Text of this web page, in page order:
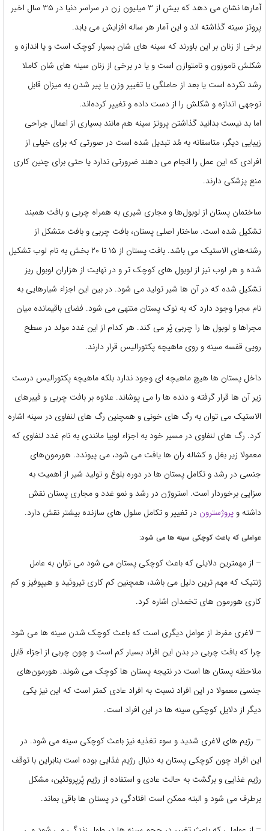
آمارها نشان می‌ دهد که بیش از ۳ میلیون زن در سراسر دنیا در ۳۵ سال اخیر
پروتز سینه گذاشته ‌اند و این آمار هر ساله افزایش می ‌یابد.
برخی از زنان بر این باورند که سینه‌ های شان بسیار کوچک است و یا اندازه و
شکلش ناموزون و نامتوازن است و یا در برخی از زنان سینه‌ های شان کاملا
رشد نکرده است یا بعد از حاملگی یا تغییر وزن یا پیر شدن به میزان قابل
توجهی اندازه و شکلش را از دست داده و تغییر کرده‌اند.
اما بد نیست بدانید گذاشتن پروتز سینه هم مانند بسیاری از اعمال جراحی
زیبایی دیگر، متاسفانه به مُد تبدیل شده است در صورتی که برای خیلی از
افرادی که این عمل را انجام می ‌دهند ضرورتی ندارد یا حتی برای چنین کاری
منع پزشکی دارند.
ساختمان پستان از لوبول‌ها و مجاری شیری به همراه چربی و بافت همبند
تشکیل شده است. ساختار اصلی پستان، بافت چربی و بافت متشکل از
رشته‌های الاستیک می ‌باشد. بافت پستان از ۱۵ تا ۲۰ بخش به نام لوب تشکیل
شده و هر لوب نیز از لوبول ‌های کوچک ‌تر و در نهایت از هزاران لوبول ریز
تشکیل شده که در آن ها شیر تولید می ‌شود. در بین این اجزاء شیارهایی به
نام مجرا وجود دارد که به نوک پستان منتهی می ‌شود. فضای باقیمانده میان
مجراها و لوبول‌ ها را چربی پُر می‌ کند. هر کدام از این غدد مولد در سطح
رویی قفسه سینه و روی ماهیچه پکتورالیس قرار دارند.
داخل پستان ‌ها هیچ ماهیچه ‌ای وجود ندارد بلکه ماهیچه پکتورالیس درست
زیر آن ها قرار گرفته و دنده ‌ها را می پوشاند. علاوه بر بافت چربی و فیبرهای
الاستیک می ‌توان به رگ‌ های خونی و همچنین رگ‌ های لنفاوی در سینه اشاره
کرد. رگ‌ های لنفاوی در مسیر خود به اجزاء لوبیا مانندی به نام غدد لنفاوی که
معمولا زیر بغل و کشاله ران‌ ها یافت می ‌شود، می ‌پیوندد. هورمون‌های
جنسی در رشد و تکامل پستان‌ ها در دوره بلوغ و تولید شیر از اهمیت به
سزایی برخوردار است. استروژن در رشد و نمو غدد و مجاری پستان نقش
داشته و پروژسترون در تغییر و تکامل سلول‌ های سازنده بیشتر نقش دارد.
عواملی که باعث کوچکی سینه ‌ها می ‌شود:
– از مهمترین دلایلی که باعث کوچکی پستان می ‌شود می‌ توان به عامل
ژنتیک که مهم ‌ترین دلیل می ‌باشد، همچنین کم ‌کاری تیروئید و هیپوفیز و کم
‌کاری هورمون ‌های تخمدان اشاره کرد.
– لاغری مفرط از عوامل دیگری است که باعث کوچک ‌شدن سینه‌ ها می‌ شود
چرا که بافت چربی در بدن این افراد بسیار کم است و چون چربی از اجزاء قابل
ملاحظه پستان‌ ها است در نتیجه پستان ‌ها کوچک می شوند. هورمون‌های
جنسی معمولا در این افراد نسبت به افراد عادی کمتر است که این نیز یکی
دیگر از دلایل کوچکی سینه ‌ها در این افراد است.
– رژیم ‌های لاغری شدید و سوء تغذیه نیز باعث کوچکی سینه می ‌شود. در
این افراد چون کوچکی پستان به دنبال رژیم غذایی بوده است بنابراین با توقف
رژیم غذایی و برگشت به حالت عادی و استفاده از رژیم پُرپروتئین، مشکل
برطرف می‌ شود و البته ممکن است افتادگی در پستان‌ ها باقی بماند.